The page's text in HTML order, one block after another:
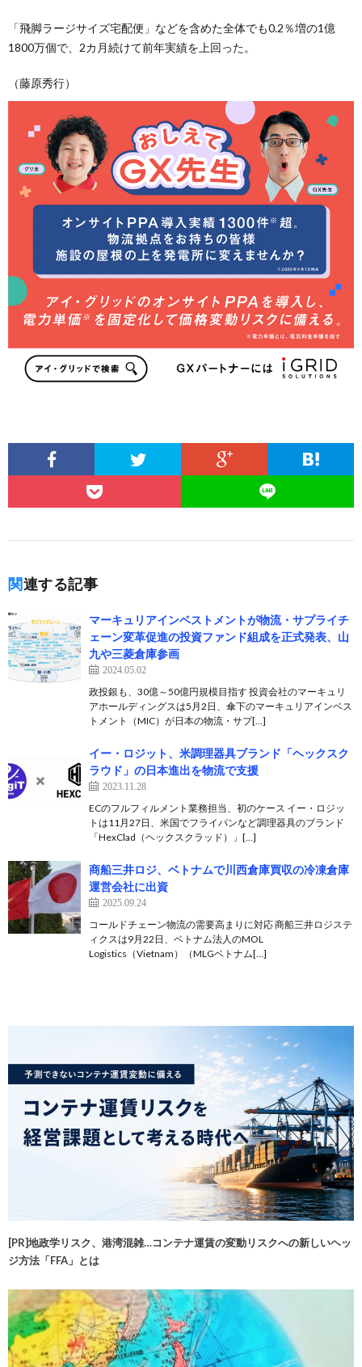
「飛脚ラージサイズ宅配便」などを含めた全体でも0.2％増の1億
1800万個で、2カ月続けて前年実績を上回った。
（藤原秀行）
関連する記事
マーキュリアインベストメントが物流・サプライチ
ェーン変革促進の投資ファンド組成を正式発表、山
九や三菱倉庫参画
2024.05.02
政投銀も、30億～50億円規模目指す 投資会社のマーキュリ
アホールディングスは5月2日、傘下のマーキュリアインベス
トメント（MIC）が日本の物流・サプ[…]
イー・ロジット、米調理器具ブランド「ヘックスク
ラウド」の日本進出を物流で支援
2023.11.28
ECのフルフィルメント業務担当、初のケース イー・ロジッ
トは11月27日、米国でフライパンなど調理器具のブランド
「HexClad（ヘックスクラッド）」[…]
商船三井ロジ、ベトナムで川西倉庫買収の冷凍倉庫
運営会社に出資
2025.09.24
コールドチェーン物流の需要高まりに対応 商船三井ロジステ
ィクスは9月22日、ベトナム法人のMOL
Logistics（Vietnam）（MLGベトナム[…]
[PR]地政学リスク、港湾混雑…コンテナ運賃の変動リスクへの新しいヘッ
ジ方法「FFA」とは